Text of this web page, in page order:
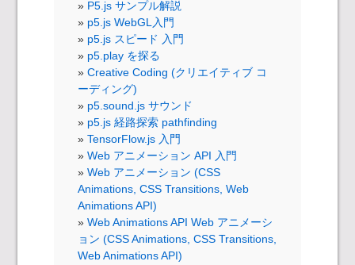
P5.js サンプル解説
p5.js WebGL入門
p5.js スピード 入門
p5.play を探る
Creative Coding (クリエイティブ コ
ーディング)
p5.sound.js サウンド
p5.js 経路探索 pathfinding
TensorFlow.js 入門
Web アニメーション API 入門
Web アニメーション (CSS
Animations, CSS Transitions, Web
Animations API)
Web Animations API Web アニメーシ
ョン (CSS Animations, CSS Transitions,
Web Animations API)